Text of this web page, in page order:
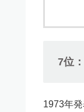
7位
1973年